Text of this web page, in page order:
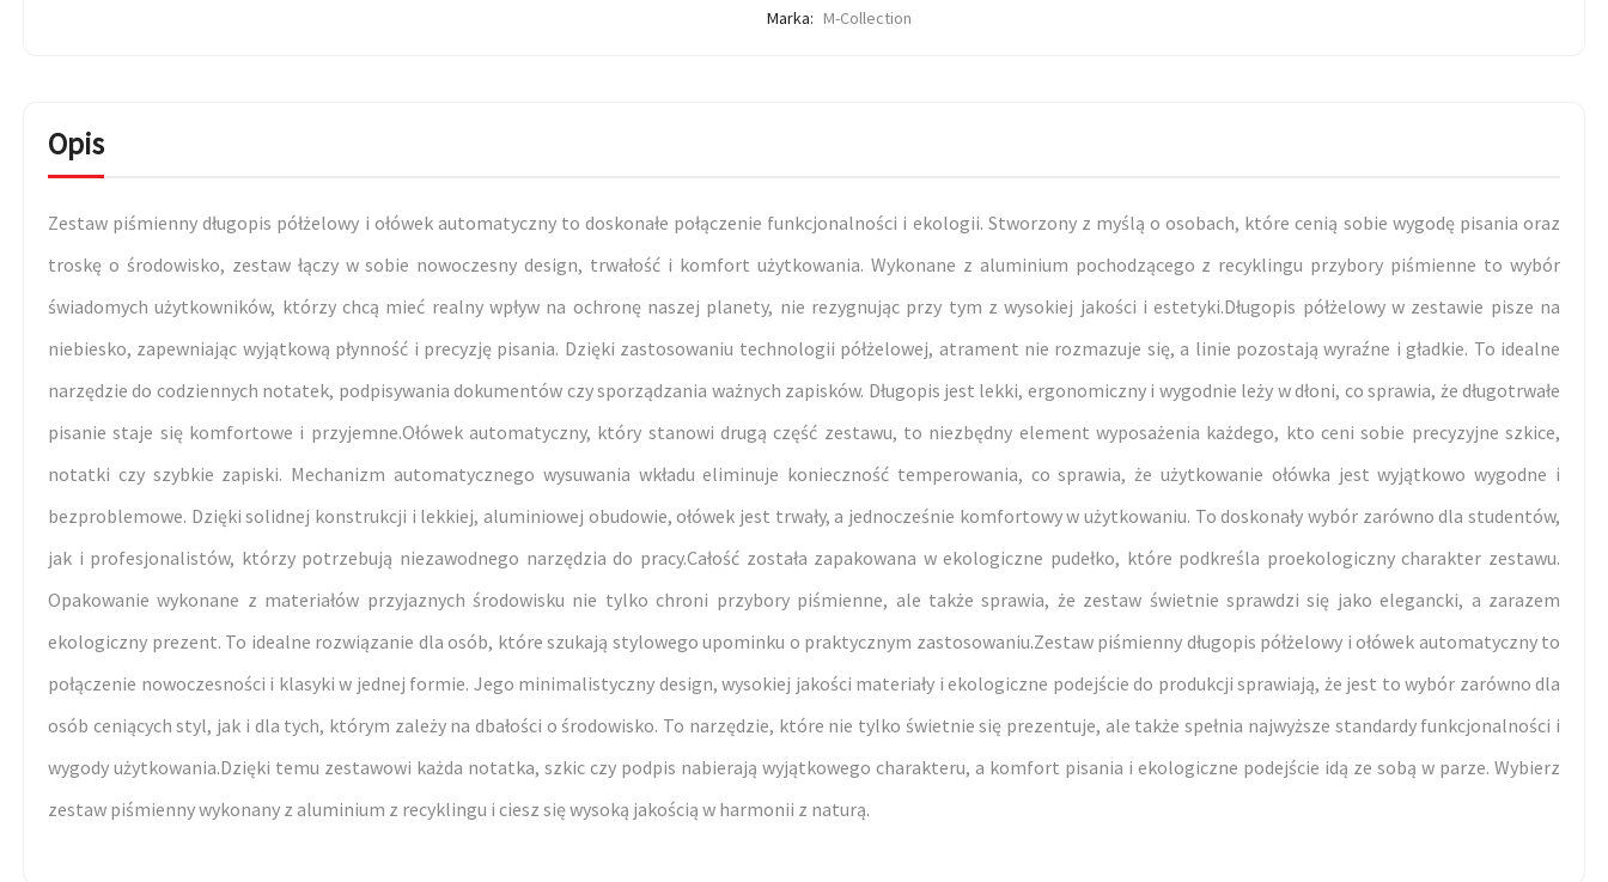
Marka: M-Collection
Opis
Zestaw piśmienny długopis półżelowy i ołówek automatyczny to doskonałe połączenie funkcjonalności i ekologii. Stworzony z myślą o osobach, które cenią sobie wygodę pisania oraz
troskę o środowisko, zestaw łączy w sobie nowoczesny design, trwałość i komfort użytkowania. Wykonane z aluminium pochodzącego z recyklingu przybory piśmienne to wybór
świadomych użytkowników, którzy chcą mieć realny wpływ na ochronę naszej planety, nie rezygnując przy tym z wysokiej jakości i estetyki.Długopis półżelowy w zestawie pisze na
niebiesko, zapewniając wyjątkową płynność i precyzję pisania. Dzięki zastosowaniu technologii półżelowej, atrament nie rozmazuje się, a linie pozostają wyraźne i gładkie. To idealne
narzędzie do codziennych notatek, podpisywania dokumentów czy sporządzania ważnych zapisków. Długopis jest lekki, ergonomiczny i wygodnie leży w dłoni, co sprawia, że długotrwałe
pisanie staje się komfortowe i przyjemne.Ołówek automatyczny, który stanowi drugą część zestawu, to niezbędny element wyposażenia każdego, kto ceni sobie precyzyjne szkice,
notatki czy szybkie zapiski. Mechanizm automatycznego wysuwania wkładu eliminuje konieczność temperowania, co sprawia, że użytkowanie ołówka jest wyjątkowo wygodne i
bezproblemowe. Dzięki solidnej konstrukcji i lekkiej, aluminiowej obudowie, ołówek jest trwały, a jednocześnie komfortowy w użytkowaniu. To doskonały wybór zarówno dla studentów,
jak i profesjonalistów, którzy potrzebują niezawodnego narzędzia do pracy.Całość została zapakowana w ekologiczne pudełko, które podkreśla proekologiczny charakter zestawu.
Opakowanie wykonane z materiałów przyjaznych środowisku nie tylko chroni przybory piśmienne, ale także sprawia, że zestaw świetnie sprawdzi się jako elegancki, a zarazem
ekologiczny prezent. To idealne rozwiązanie dla osób, które szukają stylowego upominku o praktycznym zastosowaniu.Zestaw piśmienny długopis półżelowy i ołówek automatyczny to
połączenie nowoczesności i klasyki w jednej formie. Jego minimalistyczny design, wysokiej jakości materiały i ekologiczne podejście do produkcji sprawiają, że jest to wybór zarówno dla
osób ceniących styl, jak i dla tych, którym zależy na dbałości o środowisko. To narzędzie, które nie tylko świetnie się prezentuje, ale także spełnia najwyższe standardy funkcjonalności i
wygody użytkowania.Dzięki temu zestawowi każda notatka, szkic czy podpis nabierają wyjątkowego charakteru, a komfort pisania i ekologiczne podejście idą ze sobą w parze. Wybierz
zestaw piśmienny wykonany z aluminium z recyklingu i ciesz się wysoką jakością w harmonii z naturą.